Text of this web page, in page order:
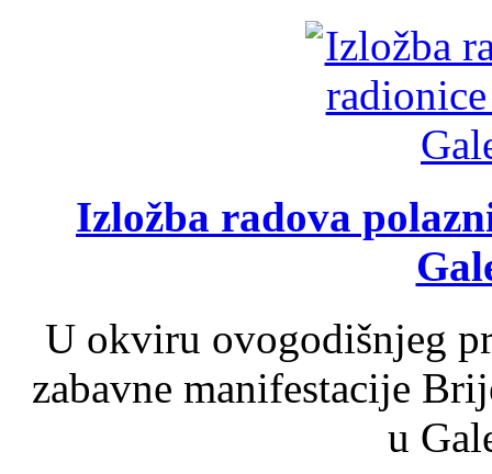
Izložba radova
U okviru ovogodišnjeg
zabavne manifestacije
u